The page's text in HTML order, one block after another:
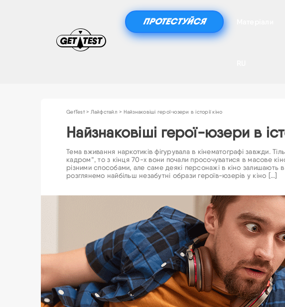
ПРОТЕСТУЙСЯ
GetTest> Лайфстайл > Найзнаковіші герої-юзери в історії кіно
Найзнаковіші герої-юзери в
Тема вживання наркотиків фігурувала в кінематографі завжди.
кадром”, то з кінця 70-х вони почали просочуватися в масове
різними способами, але саме деякі персонажі в кіно залишають в
розглянемо найбільш незабутні образи героїв-юзерів у кіно […]